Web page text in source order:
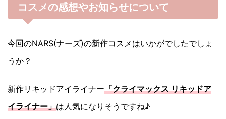
コスメの感想やお知らせについて
今回のNARS(ナーズ)の新作コスメはいかがでしたでしょ
うか？
新作リキッドアイライナー「クライマックス リキッドア
イライナー」は人気になりそうですね♪